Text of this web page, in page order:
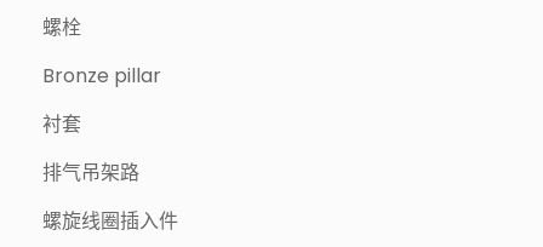
螺栓
Bronze pillar
衬套
排气吊架路
螺旋线圈插入件